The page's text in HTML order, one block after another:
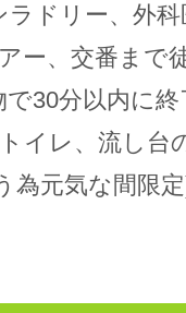
ドリー、外
ー、交番まで
30分以内に
イレ、流し台
為元気な間限